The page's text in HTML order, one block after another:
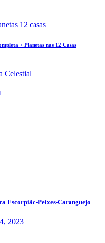
+ Planetas nas 12 Casas
Escorpião-Peixes-Caranguejo
2023